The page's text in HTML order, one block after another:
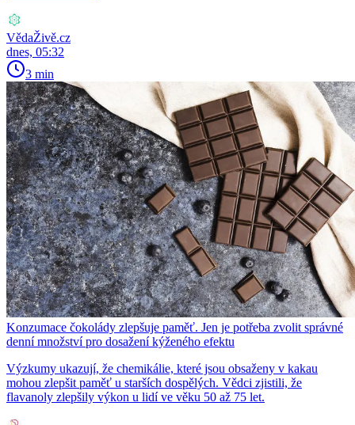
VědaŽivě.cz
dnes, 05:32
3 min
Konzumace čokolády zlepšuje paměť. Jen je potřeba zvolit správné
denní množství pro dosažení kýženého efektu
Výzkumy ukazují, že chemikálie, které jsou obsaženy v kakau
mohou zlepšit paměť u starších dospělých. Vědci zjistili, že
flavanoly zlepšily výkon u lidí ve věku 50 až 75 let.